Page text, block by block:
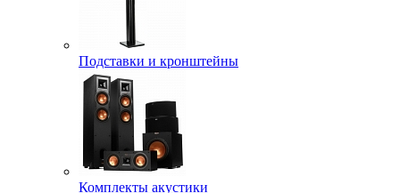
Подставки и кронштейны
Комплекты акустики